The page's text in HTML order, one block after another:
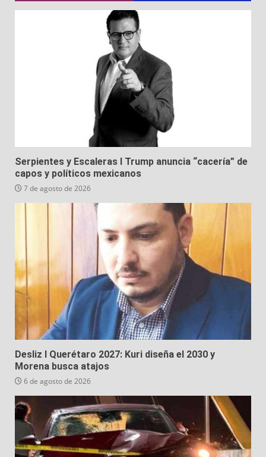
Serpientes y Escaleras I Trump anuncia “cacería” de
capos y políticos mexicanos
7 de agosto de 2026
Desliz I Querétaro 2027: Kuri diseña el 2030 y
Morena busca atajos
6 de agosto de 2026